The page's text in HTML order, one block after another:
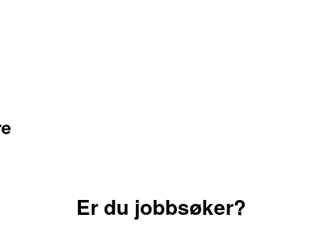
Er du jobbsøker?